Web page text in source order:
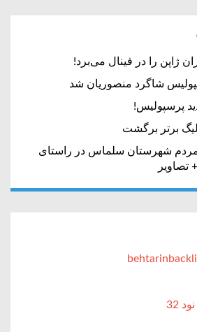
ژاپن را در فینال می‌برد!
شاگرد منصوریان شد
پرسپولیس!
برتر برگشت
مردم شهرستان سلماس در راستای
تصاویر
32